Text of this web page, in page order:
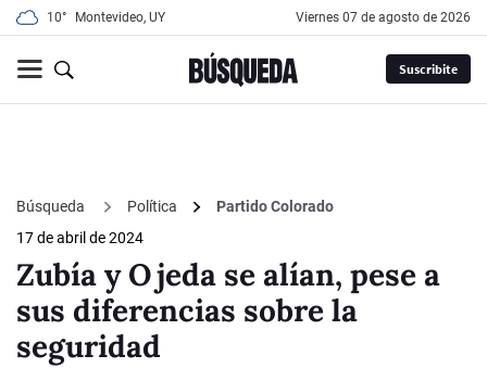
10° Montevideo, UY viernes 07 de agosto de 2026
Suscribite
Búsqueda Política
Partido Colorado
17 de abril de 2024
Zubía y Ojeda se alían, pese a
sus diferencias sobre la
seguridad